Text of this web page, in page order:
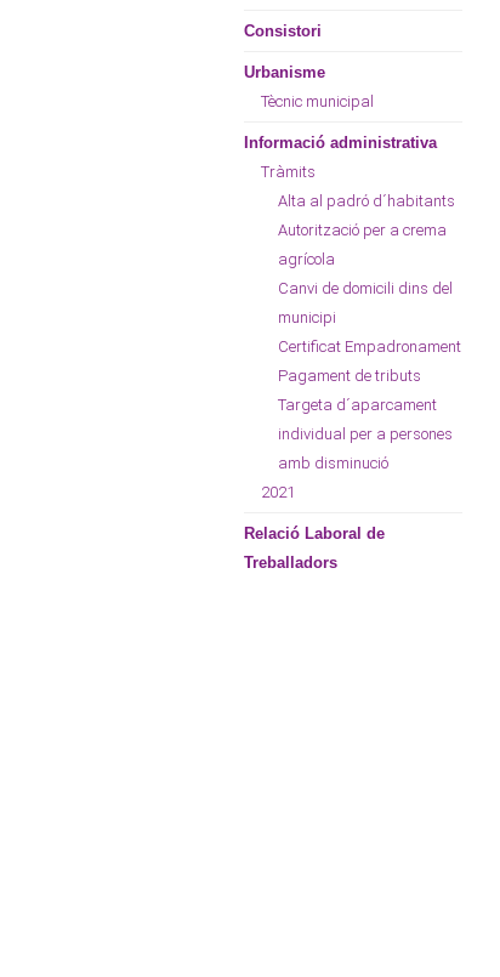
Consistori
Urbanisme
Tècnic municipal
Informació administrativa
Tràmits
Alta al padró d´habitants
Autorització per a crema
agrícola
Canvi de domicili dins del
municipi
Certificat Empadronament
Pagament de tributs
Targeta d´aparcament
individual per a persones
amb disminució
2021
Relació Laboral de
Treballadors